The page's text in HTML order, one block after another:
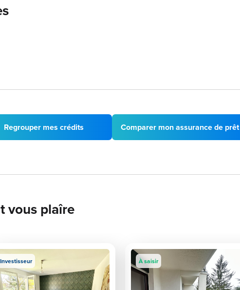
Regrouper mes crédits Comparer mon assurance de prêt
vous plaîre
Investisseur À saisir